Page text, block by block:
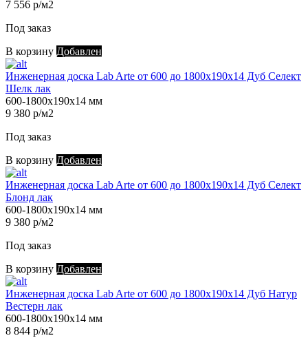
7 556 р/м2
Под заказ
В корзину Добавлен
Инженерная доска Lab Arte от 600 до 1800х190х14 Дуб Селект
Шелк лак
600-1800х190х14 мм
9 380 р/м2
Под заказ
В корзину Добавлен
Инженерная доска Lab Arte от 600 до 1800х190х14 Дуб Селект
Блонд лак
600-1800х190х14 мм
9 380 р/м2
Под заказ
В корзину Добавлен
Инженерная доска Lab Arte от 600 до 1800х190х14 Дуб Натур
Вестерн лак
600-1800х190х14 мм
8 844 р/м2